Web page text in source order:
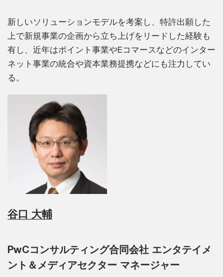
新しいソリューションモデルを考案し、特許出願した
上で新規事業の企画から立ち上げをリードした経験も
有し、近年はポイント事業やEコマースなどのインター
ネット事業の統合や資本業務提携などにも注力してい
る。
谷口 大輔
PwCコンサルティング合同会社 エンタテイメ
ント＆メディアセクター マネージャー